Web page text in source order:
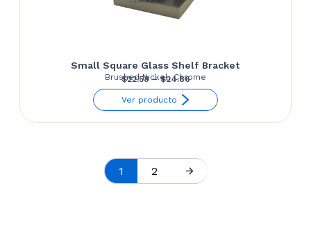
Small Square Glass Shelf Bracket
Brushed Nickel, Chrome
$22.58 – $24.86Price
range:
$24.86
Ver producto
1 2 →